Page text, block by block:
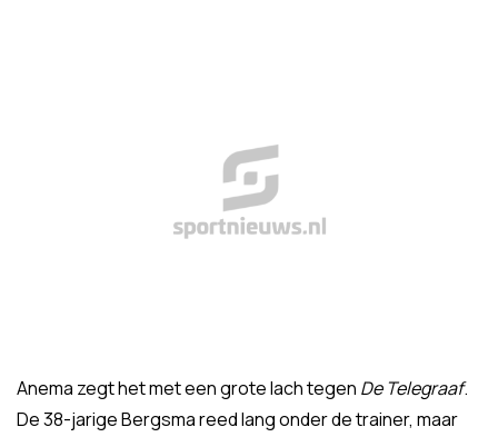
Anema zegt het met een grote lach tegen De Telegraaf.
De 38-jarige Bergsma reed lang onder de trainer, maar